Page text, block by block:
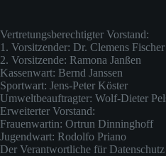
Vertretungsberechtigter Vorstand:
1. Vorsitzender: Dr. Clemens Fischer
2. Vorsitzende: Ramona Janßen
Kassenwart: Bernd Janssen
Sportwart: Jens-Peter Köster
Umweltbeauftragter: Wolf-Dieter
Erweiterter Vorstand:
Frauenwartin: Ortrun Dinninghoff
Jugendwart: Rodolfo Priano
Der Verantwortliche für